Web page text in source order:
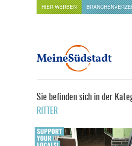
HIER WERBEN
Sie befinden sich in der
RITTER